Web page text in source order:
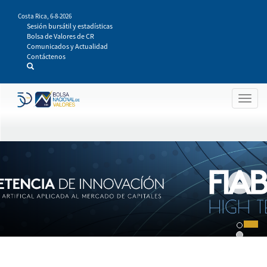
contenido
principal
Costa Rica, 6-8-2026
Sesión bursátil y estadísticas
Bolsa de Valores de CR
Comunicados y Actualidad
Contáctenos